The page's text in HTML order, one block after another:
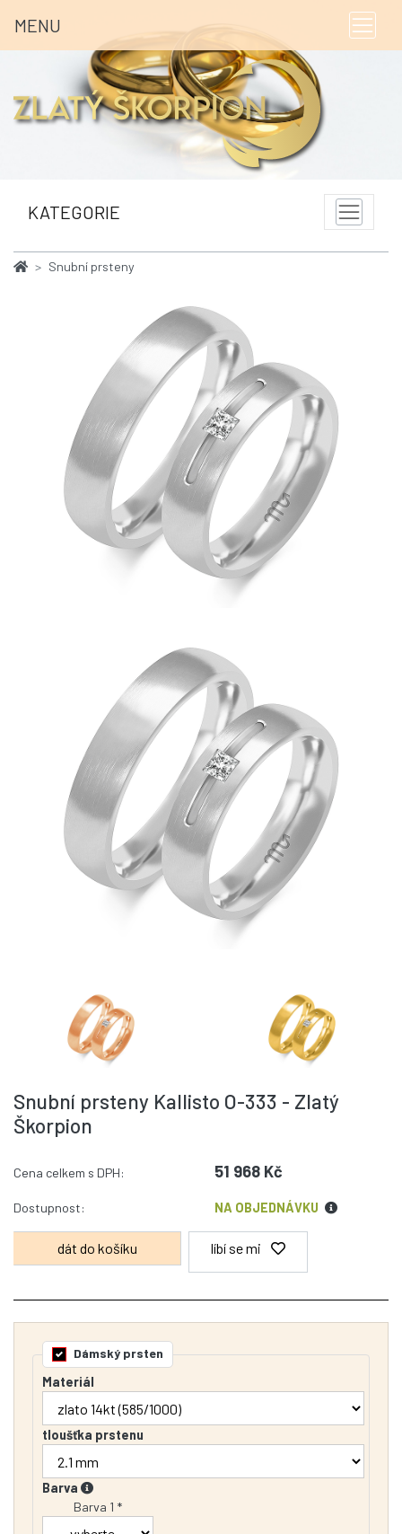
MENU
KATEGORIE
Snubní prsteny
Snubní prsteny Kallisto O-333 - Zlatý
Škorpion
Cena celkem s DPH: 51 968 Kč
Dostupnost: NA OBJEDNÁVKU
líbí se mi
Dámský prsten
Materiál
tloušťka prstenu
Barva
Barva 1 *